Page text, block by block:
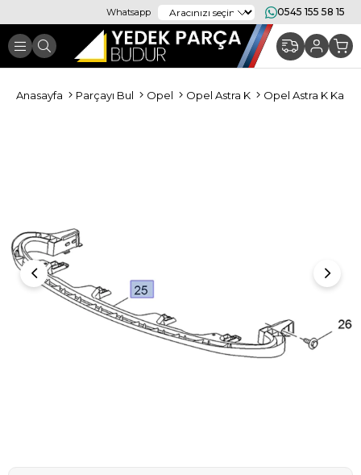
Whatsapp 0545 155 58 15
Anasayfa Parçayı Bul Opel Opel Astra K Opel Astra K